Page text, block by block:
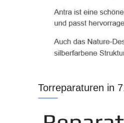
Torreparaturen in